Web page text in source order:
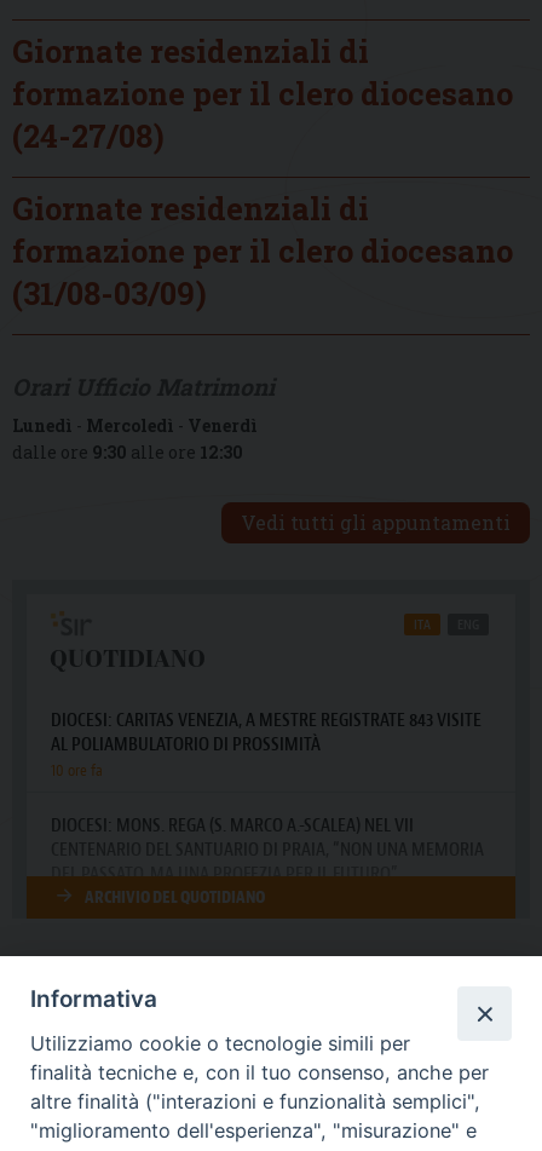
Giornate residenziali di
formazione per il clero diocesano
(24-27/08)
Giornate residenziali di
formazione per il clero diocesano
(31/08-03/09)
Lunedì - Mercoledì - Venerdì
dalle ore 9:30 alle ore 12:30
Vedi tutti gli appuntamenti
DIOCESI SUBURBICARIA DI ALBANO
Contatti:Tel.: 06.93268401 - Fax.: 06.9323844
E-mail:curia@diocesidialbano.it
Informativa
Utilizziamo cookie o tecnologie simili per
finalità tecniche e, con il tuo consenso, anche per
altre finalità ("interazioni e funzionalità semplici",
"miglioramento dell'esperienza", "misurazione" e